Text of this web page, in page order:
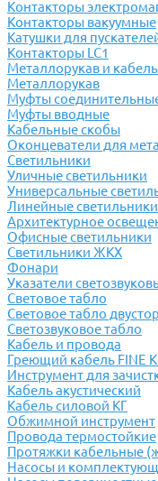
Контакторы
Контакторы вакуумные
Катушки для
Контакторы LC1
Металлорукав и
Металлорукав
Муфты
Муфты вводные
Кабельные скобы
Оконцеватели для
Светильники
Уличные светильники
Универсальные
Линейные светильники
Архитектурное
Офисные светильники
Светильники ЖКХ
Фонари
Указатели
Световое табло
Световое табло
Светозвуковое табло
Кабель и провода
Греющий кабель FINE
Инструмент для
Кабель акустический
Кабель силовой КГ
Обжимной инструмент
Провода термостойкие
Протяжки кабельные
Насосы и